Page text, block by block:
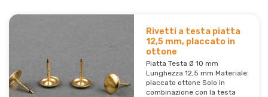
Rivetti a testa piatta
12,5 mm, placcato in
ottone
Piatta Testa Ø 10 mm
Lunghezza 12,5 mm Materiale:
placcato ottone Solo in
combinazione con la testa